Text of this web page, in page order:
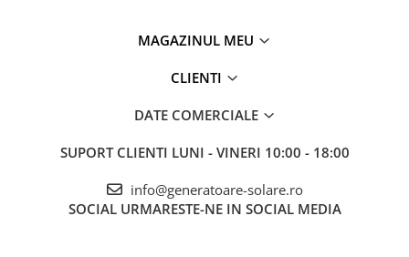
MAGAZINUL MEU
CLIENTI
DATE COMERCIALE
SUPORT CLIENTI LUNI - VINERI 10:00 - 18:00
info@generatoare-solare.ro
SOCIAL URMARESTE-NE IN SOCIAL MEDIA